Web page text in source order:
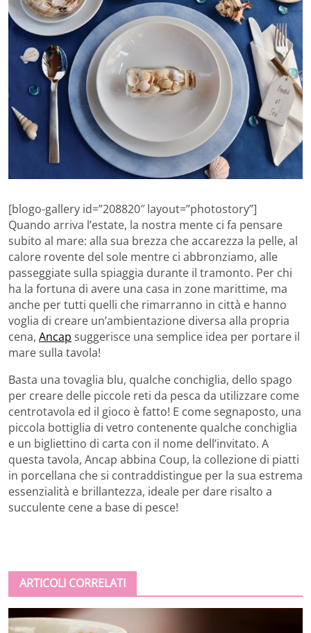
[blogo-gallery id=”208820″ layout=”photostory”]
Quando arriva l’estate, la nostra mente ci fa pensare
subito al mare: alla sua brezza che accarezza la pelle, al
calore rovente del sole mentre ci abbronziamo, alle
passeggiate sulla spiaggia durante il tramonto. Per chi
ha la fortuna di avere una casa in zone marittime, ma
anche per tutti quelli che rimarranno in città e hanno
voglia di creare un’ambientazione diversa alla propria
cena, Ancap suggerisce una semplice idea per portare il
mare sulla tavola!
Basta una tovaglia blu, qualche conchiglia, dello spago
per creare delle piccole reti da pesca da utilizzare come
centrotavola ed il gioco è fatto! E come segnaposto, una
piccola bottiglia di vetro contenente qualche conchiglia
e un bigliettino di carta con il nome dell’invitato. A
questa tavola, Ancap abbina Coup, la collezione di piatti
in porcellana che si contraddistingue per la sua estrema
essenzialità e brillantezza, ideale per dare risalto a
succulente cene a base di pesce!
ARTICOLI CORRELATI